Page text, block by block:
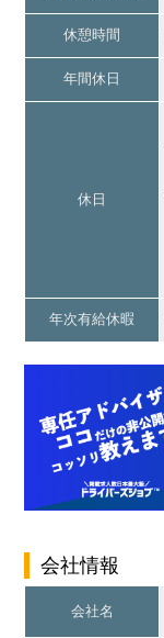
休憩時間
年間休日
休日
年次有給休暇
会社情報
会社名